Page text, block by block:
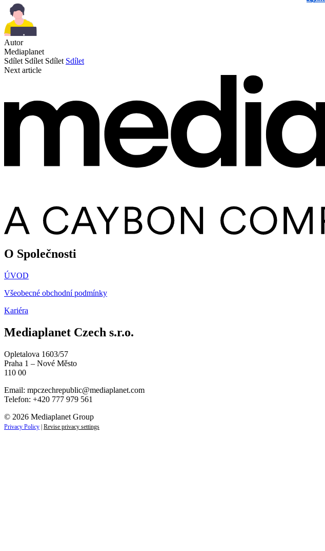
Autor
Mediaplanet
Sdílet Sdílet Sdílet Sdílet
Next article
O Společnosti
ÚVOD
Všeobecné obchodní podmínky
Kariéra
Mediaplanet Czech s.r.o.
Opletalova 1603/57
Praha 1 – Nové Město
110 00
Email: mpczechrepublic@mediaplanet.com
Telefon: +420 777 979 561
© 2026 Mediaplanet Group
Privacy Policy | Revise privacy settings